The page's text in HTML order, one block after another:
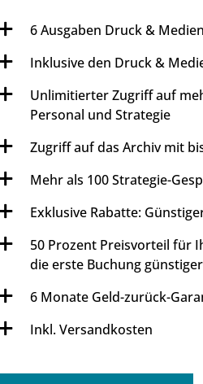
6 Ausgaben Druck &
Inklusive den Druck &
Unlimitierter Zugriff auf
Personal und Strategie
Zugriff auf das Archiv mit
Mehr als 100 Strategie-
Exklusive Rabatte:
50 Prozent Preisvorteil für
die erste Buchung
6 Monate Geld-zurück-
Inkl. Versandkosten